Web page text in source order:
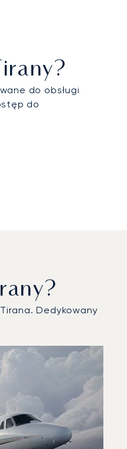
do obsługi
do
Dedykowany